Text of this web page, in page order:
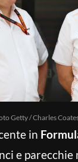
Getty / Charles
in
e parecchie